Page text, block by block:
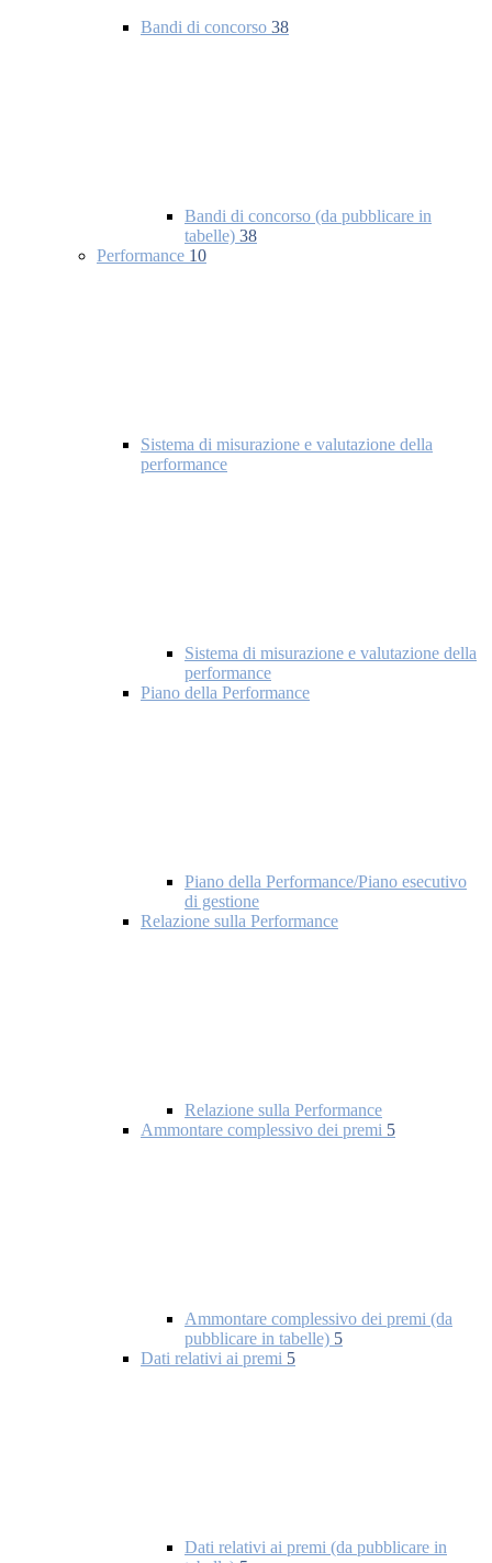
Bandi di concorso 38
Bandi di concorso (da pubblicare in
tabelle) 38
Performance 10
Sistema di misurazione e valutazione della
performance
Sistema di misurazione e valutazione della
performance
Piano della Performance
Piano della Performance/Piano esecutivo
di gestione
Relazione sulla Performance
Relazione sulla Performance
Ammontare complessivo dei premi 5
Ammontare complessivo dei premi (da
pubblicare in tabelle) 5
Dati relativi ai premi 5
Dati relativi ai premi (da pubblicare in